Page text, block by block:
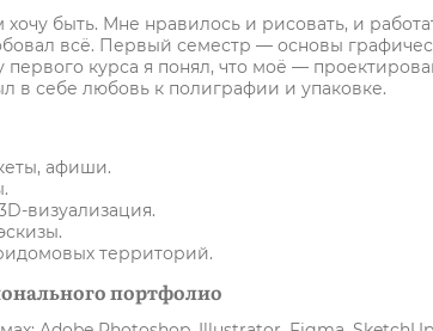
быть. Мне нравилось и рисовать, и
всё. Первый семестр — основы
курса я понял, что моё —
в себе любовь к полиграфии и упаковке.
афиши.
визуализация.
территорий.
портфолио